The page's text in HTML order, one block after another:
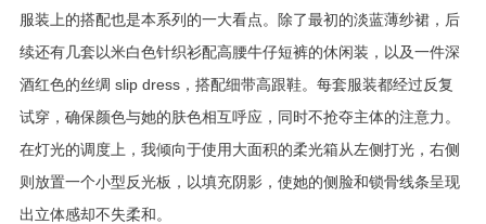
服装上的搭配也是本系列的一大看点。除了最初的淡蓝薄纱裙，后
续还有几套以米白色针织衫配高腰牛仔短裤的休闲装，以及一件深
酒红色的丝绸 slip dress，搭配细带高跟鞋。每套服装都经过反复
试穿，确保颜色与她的肤色相互呼应，同时不抢夺主体的注意力。
在灯光的调度上，我倾向于使用大面积的柔光箱从左侧打光，右侧
则放置一个小型反光板，以填充阴影，使她的侧脸和锁骨线条呈现
出立体感却不失柔和。